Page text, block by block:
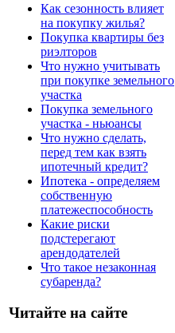
Как сезонность влияет
на покупку жилья?
Покупка квартиры без
риэлторов
Что нужно учитывать
при покупке земельного
участка
Покупка земельного
участка - ньюансы
Что нужно сделать,
перед тем как взять
ипотечный кредит?
Ипотека - определяем
собственную
платежеспособность
Какие риски
подстерегают
арендодателей
Что такое незаконная
субаренда?
Читайте на сайте